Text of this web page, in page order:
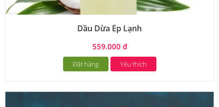
Dầu Dừa Ép Lạnh
559.000 đ
Đặt hàng Yêu thích